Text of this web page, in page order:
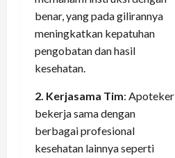
benar, yang pada gilirannya
meningkatkan kepatuhan
pengobatan dan hasil
kesehatan.
2. Kerjasama Tim: Apoteker
bekerja sama dengan
berbagai profesional
kesehatan lainnya seperti